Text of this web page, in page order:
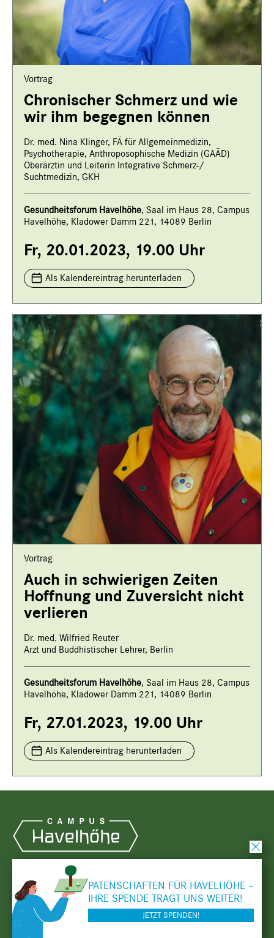
Vortrag
Chronischer Schmerz und wie
wir ihm begegnen können
Dr. med. Nina Klinger, FÄ für Allgemeinmedizin,
Psychotherapie, Anthroposophische Medizin (GAÄD)
Oberärztin und Leiterin Integrative Schmerz-/
Suchtmedizin, GKH
Gesundheitsforum Havelhöhe, Saal im Haus 28, Campus
Havelhöhe, Kladower Damm 221, 14089 Berlin
Fr, 20.01.2023, 19.00 Uhr
Als Kalendereintrag herunterladen
Vortrag
Auch in schwierigen Zeiten
Hoffnung und Zuversicht nicht
verlieren
Dr. med. Wilfried Reuter
Arzt und Buddhistischer Lehrer, Berlin
Gesundheitsforum Havelhöhe, Saal im Haus 28, Campus
Havelhöhe, Kladower Damm 221, 14089 Berlin
Fr, 27.01.2023, 19.00 Uhr
Als Kalendereintrag herunterladen
© 2026 Campus Havelhöhe. Alle Rechte vorbehalten.
Impressum
Datenschutz
PATENSCHAFTEN FÜR HAVELHÖHE –
IHRE SPENDE TRÄGT UNS WEITER!
JETZT SPENDEN!